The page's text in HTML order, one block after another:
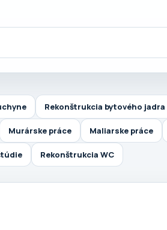
Rekonštrukcia bytového jadra
Murárske práce Maliarske práce
Rekonštrukcia WC